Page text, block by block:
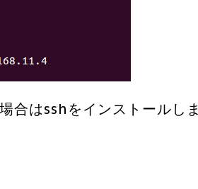
合はsshをインストールしま